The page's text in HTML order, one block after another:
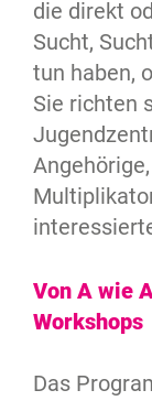
die direkt
Sucht,
tun haben,
Sie richten
Von A wie
Workshops
Das